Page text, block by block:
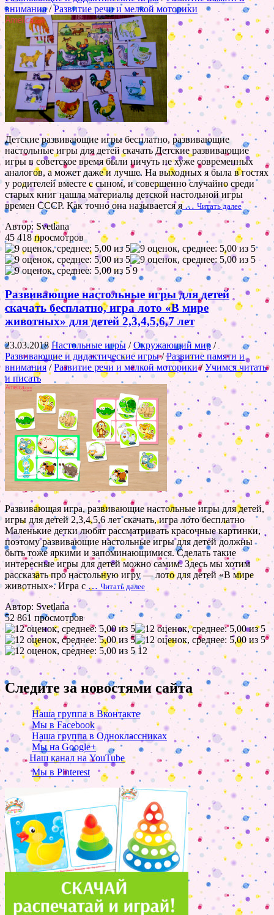
внимания/Развитие речи и мелкой моторики
Детские развивающие игры бесплатно, развивающие
настольные игры для детей скачать Детские развивающие
игры в советское время были ничуть не хуже современных
аналогов, а может даже и лучше. На выходных я была в гостях
у родителей вместе с сыном, и совершенно случайно среди
старых книг нашла материалы детской настольной игры
времен СССР. Как точно она называется я… Читать далее
Автор: Svetlana
45 418 просмотров
9
Развивающие настольные игры для детей
скачать бесплатно, игра лото «В мире
животных» для детей 2,3,4,5,6,7 лет
23.03.2018 Настольные игры /Окружающий мир/
Развивающие и дидактические игры/Развитие памяти и
внимания /Развитие речи и мелкой моторики/Учимся читать
и писать
Развивающая игра, развивающие настольные игры для детей,
игры для детей 2,3,4,5,6 лет скачать, игра лото бесплатно
Маленькие детки любят рассматривать красочные картинки,
поэтому развивающие настольные игры для детей должны
быть тоже яркими и запоминающимися. Сделать такие
интересные игры для детей можно самим. Здесь мы хотим
рассказать про настольную игру — лото для детей «В мире
животных». Игра с… Читать далее
Автор: Svetlana
52 861 просмотров
12
Следите за новостями сайта
Наша группа в Вконтакте
Мы в Facebook
Наша группа в Одноклассниках
Мы на Google+
Наш канал на YouTube
Мы в Pinterest